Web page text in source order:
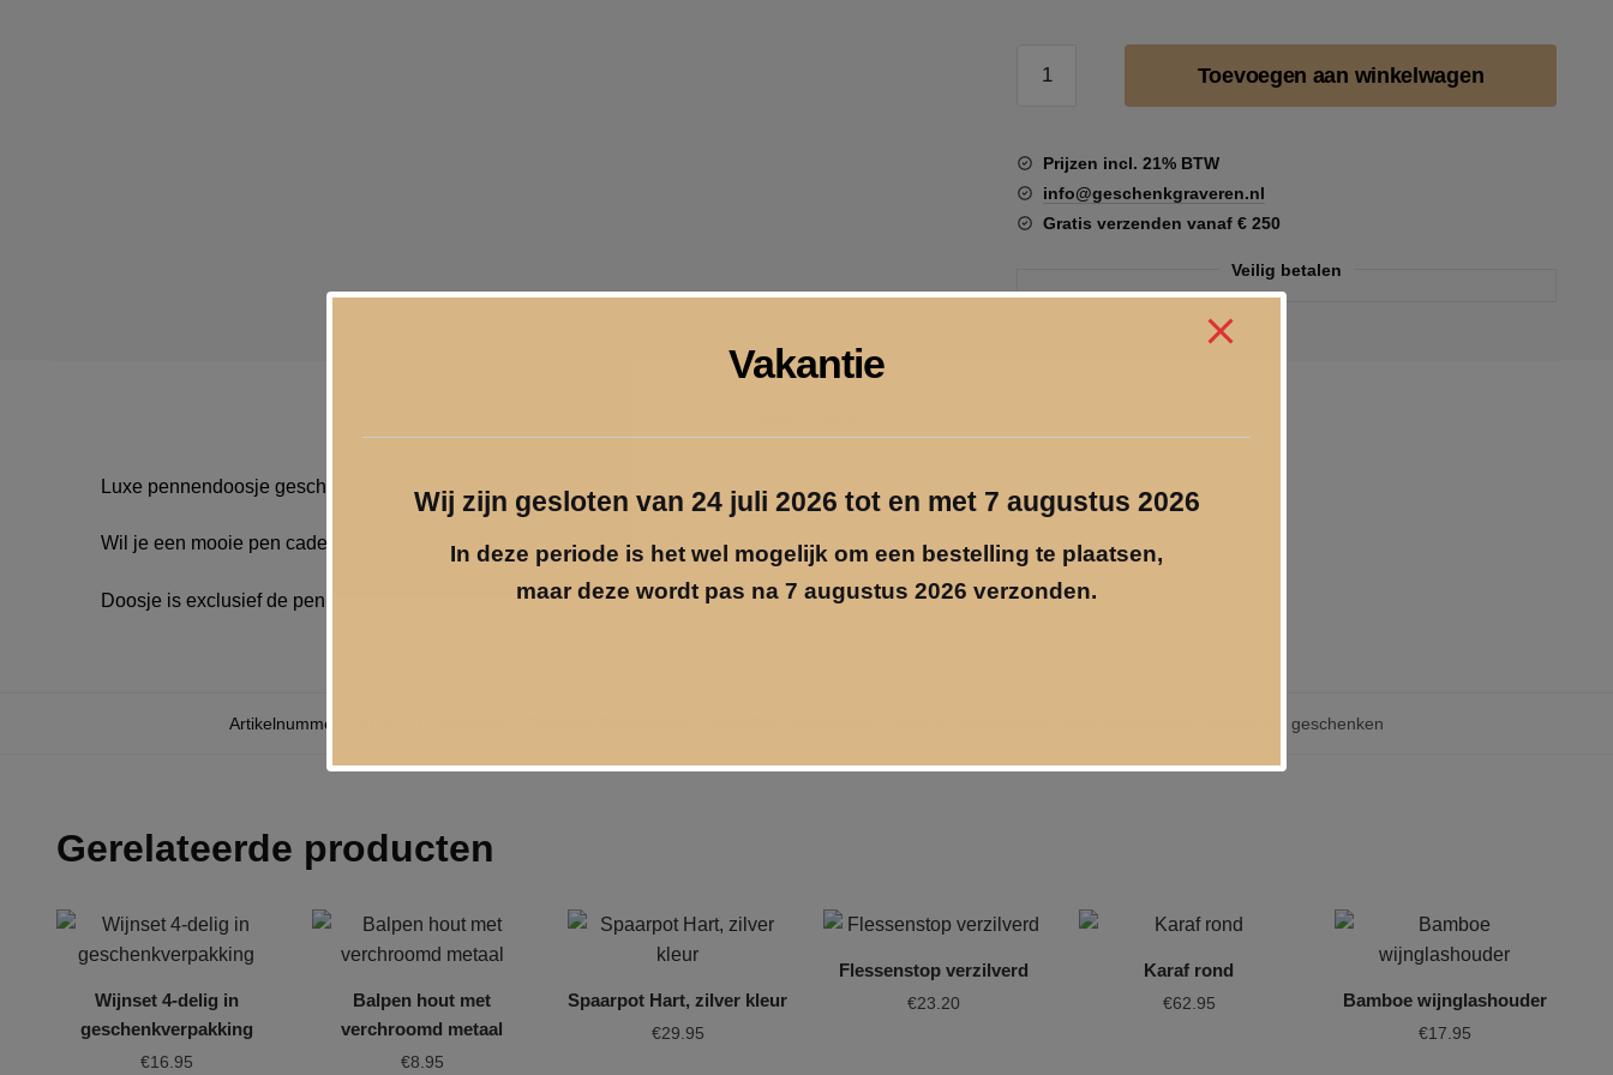
pennendoosje
Toevoegen aan winkelwagen
Prijzen incl. 21% BTW
info@geschenkgraveren.nl
Gratis verzenden vanaf € 250
Veilig betalen
Luxe pennendoosje geschikt voor 1 pen.
Wil je een mooie pen cadeau doen, dan is een luxe doosje een must.
Doosje is exclusief de pen.
Artikelnummer: Verjaardag geschenken
Gerelateerde producten
Wijnset 4-delig in
geschenkverpakking
€16.95
Balpen hout met
verchroomd metaal
€8.95
Spaarpot Hart, zilver kleur
€29.95
Flessenstop verzilverd
€23.20
Karaf rond
€62.95 Bamboe wijnglashouder
€17.95
Vakantie
Wij zijn gesloten van 24 juli 2026 tot en met 7 augustus 2026
In deze periode is het wel mogelijk om een bestelling te plaatsen,
maar deze wordt pas na 7 augustus 2026 verzonden.